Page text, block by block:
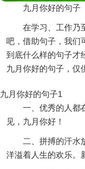
九月你好的句子
在学习、工作乃
吧，借助句子，我们
到底什么样的句子才
九月你好的句子，仅
九月你好的句子1
一、优秀的人都
见，九月你好！
二、拼搏的汗水
洋溢着人生的欢乐。